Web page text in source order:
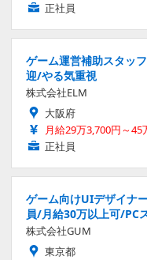
正社員
ゲーム運営補助スタッ
迎/やる気重視
株式会社ELM
大阪府
月給29万3,700円～45
正社員
ゲーム向けUIデザイナ
員/月給30万以上可/PC
株式会社GUM
東京都